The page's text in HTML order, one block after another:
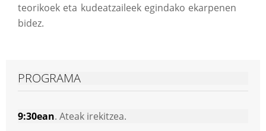
teorikoek eta kudeatzaileek egindako ekarpenen
bidez.
PROGRAMA
9:30ean. Ateak irekitzea.